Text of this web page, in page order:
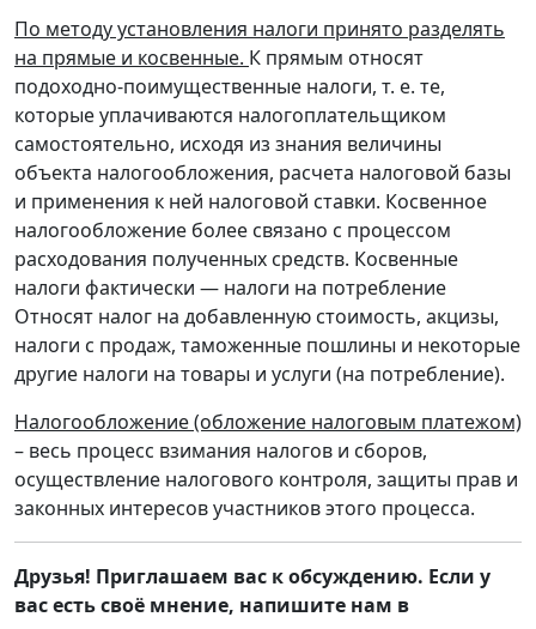
По методу установления налоги принято разделять
на прямые и косвенные. К прямым относят
подоходно-поимущественные налоги, т. е. те,
которые уплачиваются налогоплательщиком
самостоятельно, исходя из знания величины
объекта налогообложения, расчета налоговой базы
и применения к ней налоговой ставки. Косвенное
налогообложение более связано с процессом
расходования полученных средств. Косвенные
налоги фактически — налоги на потребление
Относят налог на добавленную стоимость, акцизы,
налоги с продаж, таможенные пошлины и некоторые
другие налоги на товары и услуги (на потребление).
Налогообложение (обложение налоговым платежом)
– весь процесс взимания налогов и сборов,
осуществление налогового контроля, защиты прав и
законных интересов участников этого процесса.
Друзья! Приглашаем вас к обсуждению. Если у
вас есть своё мнение, напишите нам в